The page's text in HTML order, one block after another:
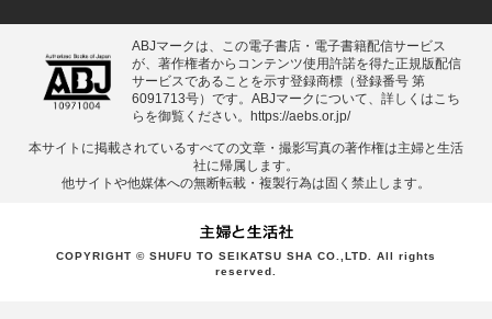
ABJマークは、この電子書店・電子書籍配信サービス
が、著作権者からコンテンツ使用許諾を得た正規版配信
サービスであることを示す登録商標（登録番号 第
6091713号）です。ABJマークについて、詳しくはこち
らを御覧ください。
https://aebs.or.jp/
本サイトに掲載されているすべての⽂章・撮影写真の著作権は主婦と⽣活
社に帰属します。
他サイトや他媒体への無断転載・複製⾏為は固く禁⽌します。
COPYRIGHT © SHUFU TO SEIKATSU SHA CO.,LTD. All rights
reserved.